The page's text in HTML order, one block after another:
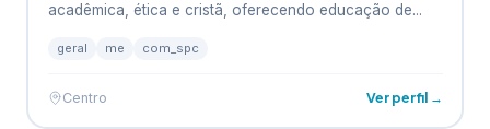
acadêmica, ética e cristã, oferecendo educação de...
geral me com_spc
Centro Ver perfil →